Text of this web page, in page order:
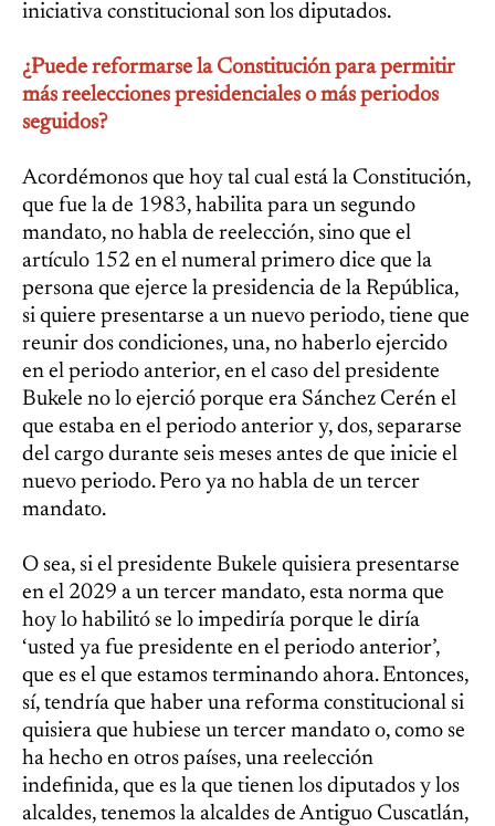
iniciativa constitucional son los diputados.
¿Puede reformarse la Constitución para permitir
más reelecciones presidenciales o más periodos
seguidos?
Acordémonos que hoy tal cual está la Constitución,
que fue la de 1983, habilita para un segundo
mandato, no habla de reelección, sino que el
artículo 152 en el numeral primero dice que la
persona que ejerce la presidencia de la República,
si quiere presentarse a un nuevo periodo, tiene que
reunir dos condiciones, una, no haberlo ejercido
en el periodo anterior, en el caso del presidente
Bukele no lo ejerció porque era Sánchez Cerén el
que estaba en el periodo anterior y, dos, separarse
del cargo durante seis meses antes de que inicie el
nuevo periodo. Pero ya no habla de un tercer
mandato.
O sea, si el presidente Bukele quisiera presentarse
en el 2029 a un tercer mandato, esta norma que
hoy lo habilitó se lo impediría porque le diría
‘usted ya fue presidente en el periodo anterior’,
que es el que estamos terminando ahora. Entonces,
sí, tendría que haber una reforma constitucional si
quisiera que hubiese un tercer mandato o, como se
ha hecho en otros países, una reelección
indefinida, que es la que tienen los diputados y los
alcaldes, tenemos la alcaldes de Antiguo Cuscatlán,